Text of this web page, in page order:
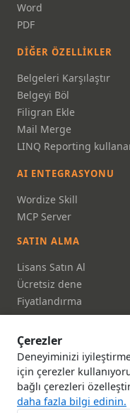
Çerezler
Deneyiminizi
için çerezler
bağlı çerezleri
daha fazla bilgi edinin.
Word
PDF
DIĞER ÖZELLIKLER
Belgeleri Karşılaştır
Belgeyi Böl
Filigran Ekle
Mail Merge
LINQ Reporting
AI ENTEGRASYONU
Wordize Skill
MCP Server
SATIN ALMA
Lisans Satın Al
Ücretsiz dene
Fiyatlandırma
FAQ
DOKÜMANTASYON
Dokümantasyon
API Referansı
Hakkımızda